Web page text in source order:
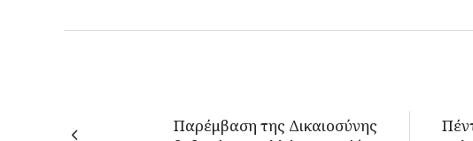
Παρέμβαση της Δικαιοσύνης